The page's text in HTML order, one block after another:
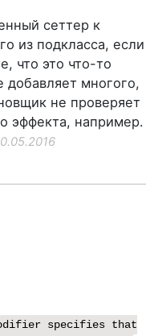
сеттер к
из подкласса, если
что это что-то
добавляет многого,
не проверяет
эффекта, например.
specifies that